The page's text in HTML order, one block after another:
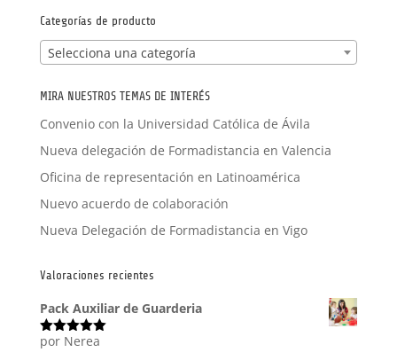
Categorías de producto
Selecciona una categoría
MIRA NUESTROS TEMAS DE INTERÉS
Convenio con la Universidad Católica de Ávila
Nueva delegación de Formadistancia en Valencia
Oficina de representación en Latinoamérica
Nuevo acuerdo de colaboración
Nueva Delegación de Formadistancia en Vigo
Valoraciones recientes
Pack Auxiliar de Guarderia
Valorado
por Nerea